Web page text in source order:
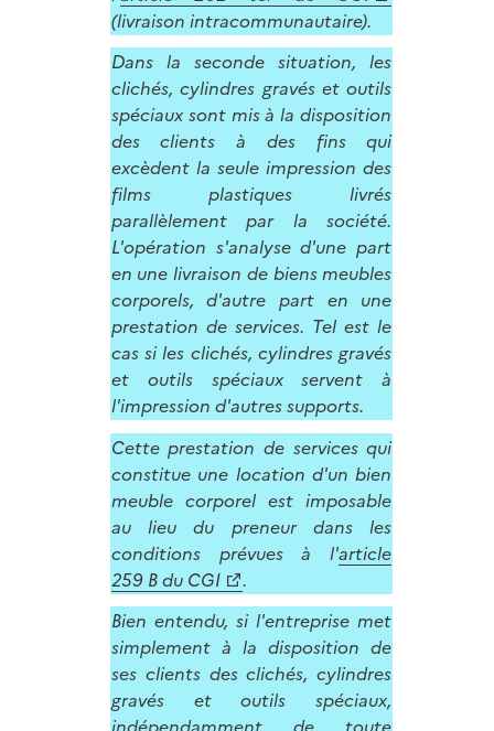
(livraison intracommunautaire).
Dans la seconde situation, les
clichés, cylindres gravés et outils
spéciaux sont mis à la disposition
des clients à des fins qui
excèdent la seule impression des
films plastiques livrés
parallèlement par la société.
L'opération s'analyse d'une part
en une livraison de biens meubles
corporels, d'autre part en une
prestation de services. Tel est le
cas si les clichés, cylindres gravés
et outils spéciaux servent à
l'impression d'autres supports.
Cette prestation de services qui
constitue une location d'un bien
meuble corporel est imposable
au lieu du preneur dans les
conditions prévues à l'article
259 B du CGI
.
Bien entendu, si l'entreprise met
simplement à la disposition de
ses clients des clichés, cylindres
gravés et outils spéciaux,